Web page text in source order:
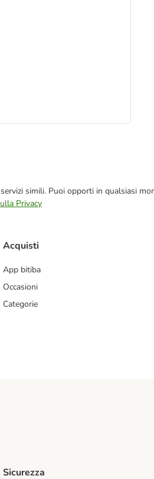
simili. Puoi opporti in qualsiasi
Privacy
Acquisti
App bitiba
Occasioni
Categorie
Sicurezza